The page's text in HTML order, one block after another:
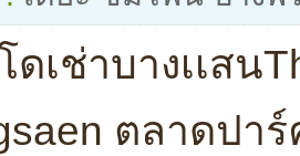
เช่าบางเเสน
ตลาดปา